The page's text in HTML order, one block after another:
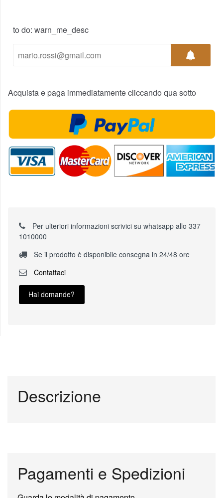
to do: warn_me_desc
Acquista e paga immediatamente cliccando qua sotto
Per ulteriori informazioni scrivici su whatsapp allo 337
1010000
Se il prodotto è disponibile consegna in 24/48 ore
Contattaci
Hai domande?
Descrizione
Pagamenti e Spedizioni